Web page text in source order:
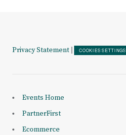
Privacy Statement COOKIES SETTINGS
Events Home
PartnerFirst
Ecommerce